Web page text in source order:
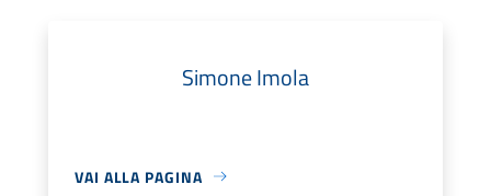
Simone Imola
VAI ALLA PAGINA